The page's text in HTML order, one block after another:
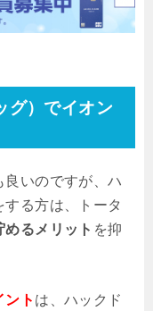
グ）でイオン
良いのですが、ハ
る方は、トータ
るメリット を抑
ント は、ハックド